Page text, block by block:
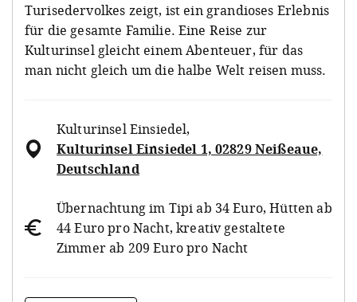
Turisedervolkes zeigt, ist ein grandioses Erlebnis
für die gesamte Familie. Eine Reise zur
Kulturinsel gleicht einem Abenteuer, für das
man nicht gleich um die halbe Welt reisen muss.
Kulturinsel Einsiedel,
Kulturinsel Einsiedel 1, 02829 Neißeaue,
Deutschland
Übernachtung im Tipi ab 34 Euro, Hütten ab
44 Euro pro Nacht, kreativ gestaltete
Zimmer ab 209 Euro pro Nacht